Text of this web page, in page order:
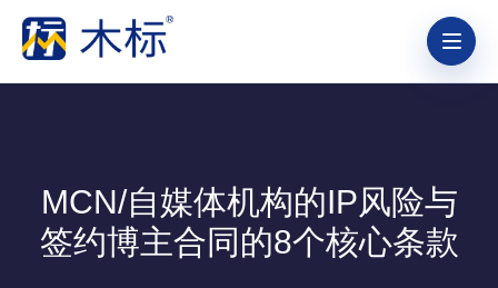
MCN/自媒体机构的IP风险与
签约博主合同的8个核心条款